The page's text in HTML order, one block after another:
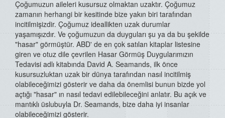
Çoğumuzun aileleri kusursuz olmaktan uzaktır. Çoğumuz
zamanın herhangi bir kesitinde bize yakın biri tarafından
incitilmişizdir. Çoğumuz ideallikten uzak durumlar
yaşamışızdır. Ve çoğumuzun da duyguları şu ya da bu şekilde
"hasar" görmüştür. ABD' de en çok satılan kitaplar listesine
giren ve otuz dile çevrilen Hasar Görmüş Duygularımızın
Tedavisi adlı kitabında David A. Seamands, ilk önce
kusursuzluktan uzak bir dünya tarafından nasıl incitilmiş
olabileceğimizi gösterir ve daha da önemlisi bunun bizde yol
açtığı "hasar" ın nasıl tedavi edilebileceğini anlatır. Bu açık ve
mantıklı üslubuyla Dr. Seamands, bize daha iyi insanlar
olabileceğimizi gösterir.